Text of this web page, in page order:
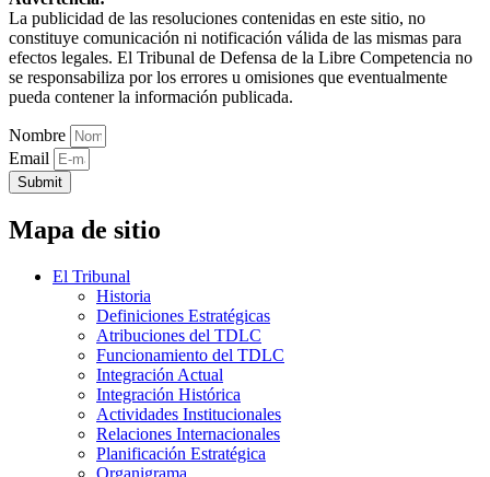
La publicidad de las resoluciones contenidas en este sitio, no
constituye comunicación ni notificación válida de las mismas para
efectos legales. El Tribunal de Defensa de la Libre Competencia no
se responsabiliza por los errores u omisiones que eventualmente
pueda contener la información publicada.
Nombre
Email
Submit
Mapa de sitio
El Tribunal
Historia
Definiciones Estratégicas
Atribuciones del TDLC
Funcionamiento del TDLC
Integración Actual
Integración Histórica
Actividades Institucionales
Relaciones Internacionales
Planificación Estratégica